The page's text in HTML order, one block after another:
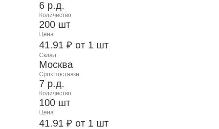
6 р.д.
Количество
200 шт
Цена
41.91 ₽ от 1 шт
Склад
Москва
Срок поставки
7 р.д.
Количество
100 шт
Цена
41.91 ₽ от 1 шт